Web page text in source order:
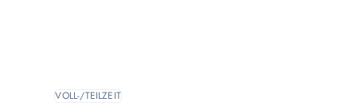
VOLL-/TEILZEIT